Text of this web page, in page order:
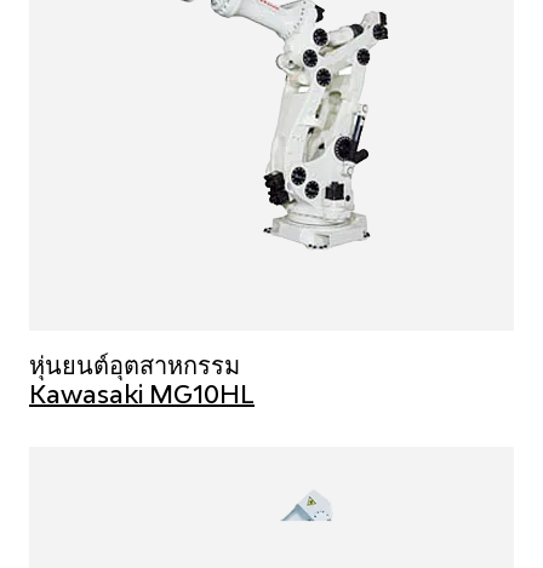
หุ่นยนต์อุตสาหกรรม
Kawasaki MG10HL